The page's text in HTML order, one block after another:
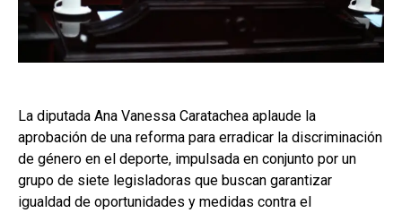
La diputada Ana Vanessa Caratachea aplaude la
aprobación de una reforma para erradicar la discriminación
de género en el deporte, impulsada en conjunto por un
grupo de siete legisladoras que buscan garantizar
igualdad de oportunidades y medidas contra el